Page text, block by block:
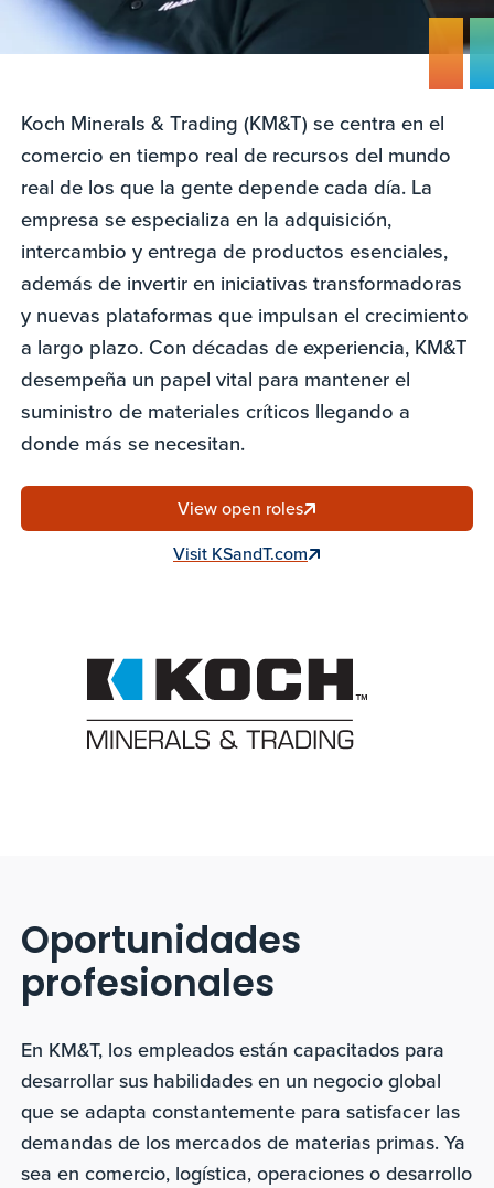
Koch Minerals & Trading (KM&T) se centra en el
comercio en tiempo real de recursos del mundo
real de los que la gente depende cada día. La
empresa se especializa en la adquisición,
intercambio y entrega de productos esenciales,
además de invertir en iniciativas transformadoras
y nuevas plataformas que impulsan el crecimiento
a largo plazo. Con décadas de experiencia, KM&T
desempeña un papel vital para mantener el
suministro de materiales críticos llegando a
donde más se necesitan.
View open roles
Visit KSandT.com
Oportunidades
profesionales
En KM&T, los empleados están capacitados para
desarrollar sus habilidades en un negocio global
que se adapta constantemente para satisfacer las
demandas de los mercados de materias primas. Ya
sea en comercio, logística, operaciones o desarrollo